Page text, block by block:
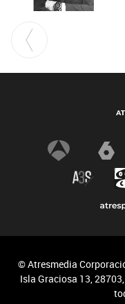
© Atresmedia
Isla Graciosa 13,